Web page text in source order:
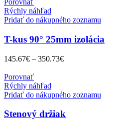
Porovnať
Rýchly náhľad
Pridať do nákupného zoznamu
T-kus 90° 25mm izolácia
145.67€ – 350.73€
Porovnať
Rýchly náhľad
Pridať do nákupného zoznamu
Stenový držiak